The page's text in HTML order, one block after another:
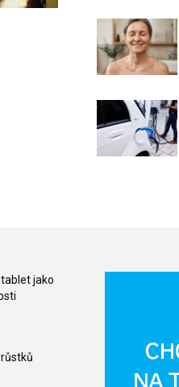
tablet jako